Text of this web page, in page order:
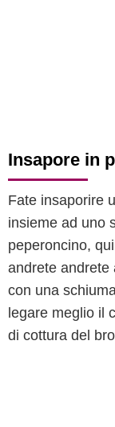
Insapore in
Fate insaporire
insieme ad uno
peperoncino,
andrete andrete
con una
legare meglio il
di cottura del